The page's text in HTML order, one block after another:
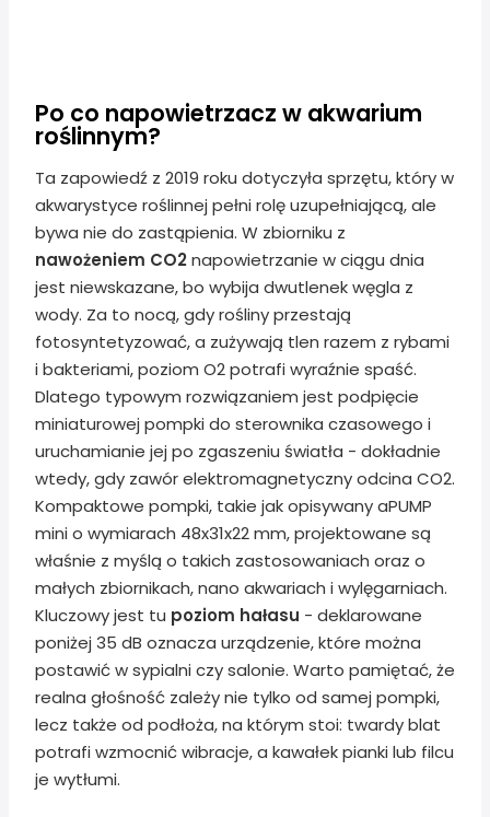
Po co napowietrzacz w akwarium
roślinnym?
Ta zapowiedź z 2019 roku dotyczyła sprzętu, który w
akwarystyce roślinnej pełni rolę uzupełniającą, ale
bywa nie do zastąpienia. W zbiorniku z
nawożeniem CO2napowietrzanie w ciągu dnia
jest niewskazane, bo wybija dwutlenek węgla z
wody. Za to nocą, gdy rośliny przestają
fotosyntetyzować, a zużywają tlen razem z rybami
i bakteriami, poziom O2 potrafi wyraźnie spaść.
Dlatego typowym rozwiązaniem jest podpięcie
miniaturowej pompki do sterownika czasowego i
uruchamianie jej po zgaszeniu światła - dokładnie
wtedy, gdy zawór elektromagnetyczny odcina CO2.
Kompaktowe pompki, takie jak opisywany aPUMP
mini o wymiarach 48x31x22 mm, projektowane są
właśnie z myślą o takich zastosowaniach oraz o
małych zbiornikach, nano akwariach i wylęgarniach.
Kluczowy jest tu poziom hałasu - deklarowane
poniżej 35 dB oznacza urządzenie, które można
postawić w sypialni czy salonie. Warto pamiętać, że
realna głośność zależy nie tylko od samej pompki,
lecz także od podłoża, na którym stoi: twardy blat
potrafi wzmocnić wibracje, a kawałek pianki lub filcu
je wytłumi.